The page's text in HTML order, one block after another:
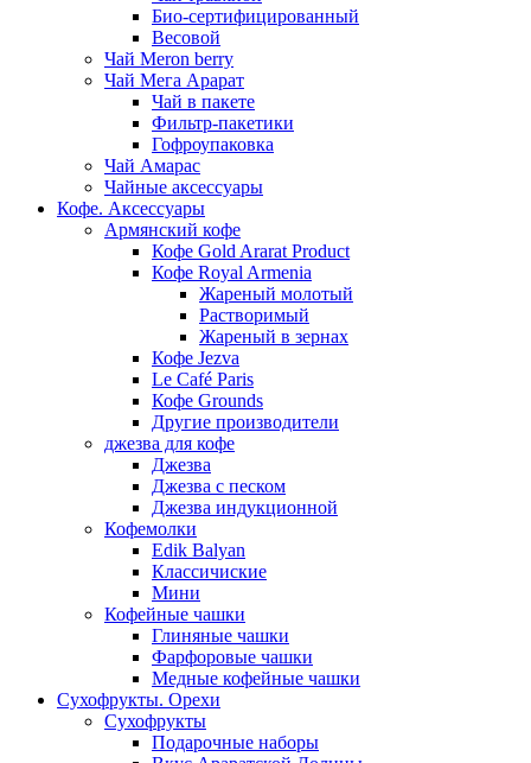
Био-сертифицированный
Весовой
Чай Meron berry
Чай Мега Арарат
Чай в пакете
Фильтр-пакетики
Гофроупаковка
Чай Амарас
Чайные аксессуары
Кофе. Аксессуары
Армянский кофе
Кофе Gold Ararat Product
Кофе Royal Armenia
Жареный молотый
Растворимый
Жареный в зернах
Кофе Jezva
Le Café Paris
Кофе Grounds
Другие производители
джезва для кофе
Джезва
Джезва с песком
Джезва индукционной
Кофемолки
Edik Balyan
Классичиские
Мини
Кофейные чашки
Глиняные чашки
Фарфоровые чашки
Медные кофейные чашки
Сухофрукты. Орехи
Сухофрукты
Подарочные наборы